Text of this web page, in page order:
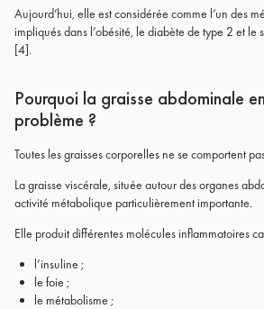
Aujourd’hui, elle est considérée comme l’un des
impliqués dans l’obésité, le diabète de type 2 et le
[4].
Pourquoi la graisse abdominale
problème ?
Toutes les graisses corporelles ne se comportent
La graisse viscérale, située autour des organes
activité métabolique particulièrement importante.
Elle produit différentes molécules inflammatoires
l’insuline ;
le foie ;
le métabolisme ;